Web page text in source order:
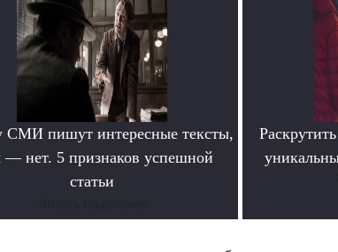
СМИ пишут интересные тексты,
— нет. 5 признаков успешной
статьи